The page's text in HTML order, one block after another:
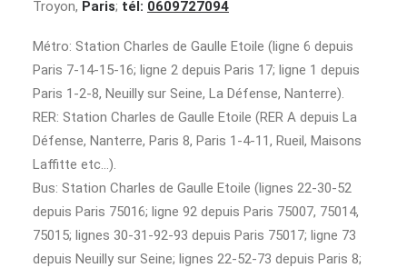
Troyon, Paris; tél: 0609727094
Métro: Station Charles de Gaulle Etoile (ligne 6 depuis
Paris 7-14-15-16; ligne 2 depuis Paris 17; ligne 1 depuis
Paris 1-2-8, Neuilly sur Seine, La Défense, Nanterre).
RER: Station Charles de Gaulle Etoile (RER A depuis La
Défense, Nanterre, Paris 8, Paris 1-4-11, Rueil, Maisons
Laffitte etc…).
Bus: Station Charles de Gaulle Etoile (lignes 22-30-52
depuis Paris 75016; ligne 92 depuis Paris 75007, 75014,
75015; lignes 30-31-92-93 depuis Paris 75017; ligne 73
depuis Neuilly sur Seine; lignes 22-52-73 depuis Paris 8;